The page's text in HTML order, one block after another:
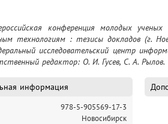
технологиям : тезисы докладов (г.
исследовательский центр
редактор: О. И. Гусев, С. А.
информация
978-5-905569-17-3
Новосибирск